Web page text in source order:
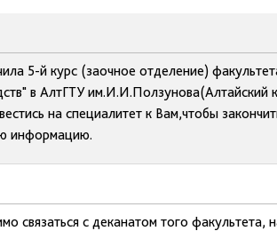
5-й курс (заочное отделение)
в АлтГТУ им.И.И.Ползунова(Алтайский
на специалитет к Вам,чтобы
информацию.
связаться с деканатом того факультета,